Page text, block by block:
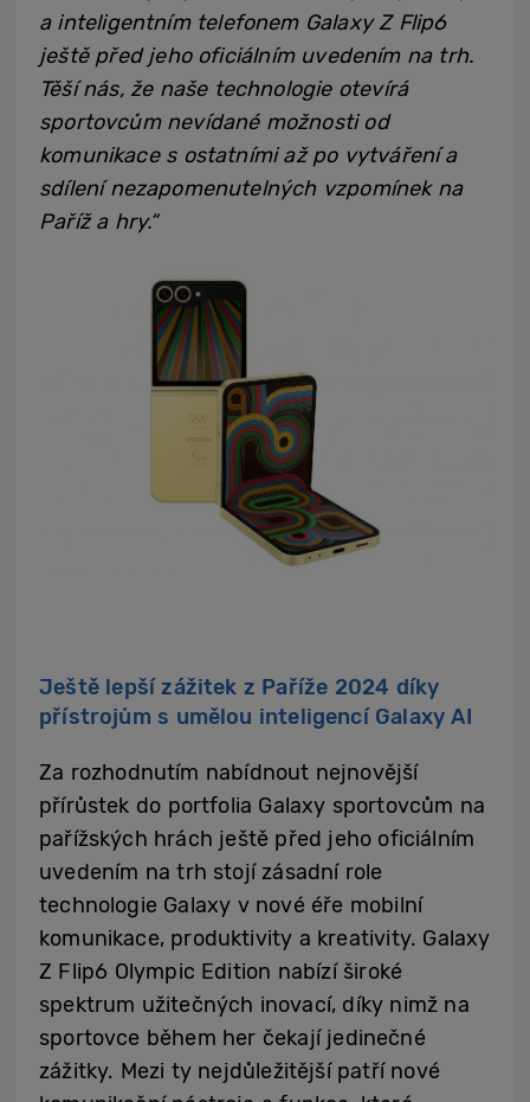
a inteligentním telefonem Galaxy Z Flip6
ještě před jeho oficiálním uvedením na trh.
Těší nás, že naše technologie otevírá
sportovcům nevídané možnosti od
komunikace s ostatními až po vytváření a
sdílení nezapomenutelných vzpomínek na
Paříž a hry.“
Ještě lepší zážitek z Paříže 2024 díky
přístrojům s umělou inteligencí Galaxy AI
Za rozhodnutím nabídnout nejnovější
přírůstek do portfolia Galaxy sportovcům na
pařížských hrách ještě před jeho oficiálním
uvedením na trh stojí zásadní role
technologie Galaxy v nové éře mobilní
komunikace, produktivity a kreativity. Galaxy
Z Flip6 Olympic Edition nabízí široké
spektrum užitečných inovací, díky nimž na
sportovce během her čekají jedinečné
zážitky. Mezi ty nejdůležitější patří nové